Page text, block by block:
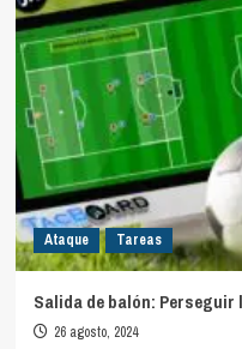
Ataque Tareas
Salida de balón:
26 agosto, 2024